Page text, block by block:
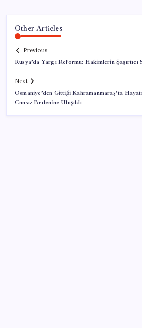
Other Articles
Previous
Rusya’da Yargı Reformu: Hakimlerin
Next
Osmaniye’den Gittiği Kahramanmaraş’ta
Cansız Bedenine Ulaşıldı